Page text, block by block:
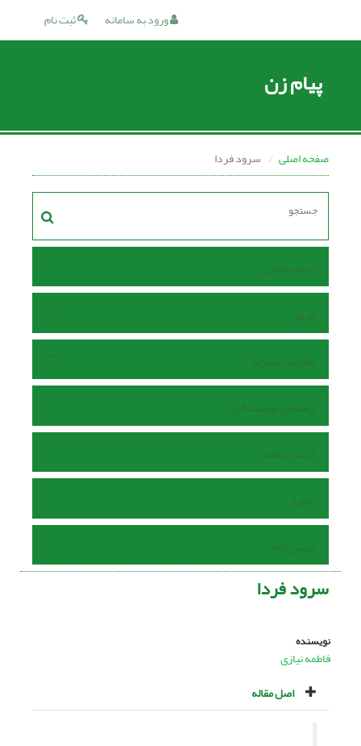
ثبت نام ورود به سامانه
پیام زن
صفحه اصلی سرود فردا
صفحه اصلی
مرور
اطلاعات نشریه
راهنمای نویسندگان
ارسال مقاله
داوران
تماس با ما
سرود فردا
نویسنده
فاطمه نیازی
اصل مقاله